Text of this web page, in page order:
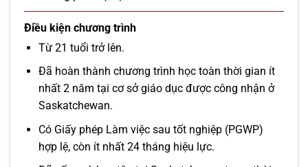
Điều kiện chương trình
Từ 21 tuổi trở lên.
Đã hoàn thành chương trình học toàn thời gian ít
nhất 2 năm tại cơ sở giáo dục được công nhận ở
Saskatchewan.
Có Giấy phép Làm việc sau tốt nghiệp (PGWP)
hợp lệ, còn ít nhất 24 tháng hiệu lực.